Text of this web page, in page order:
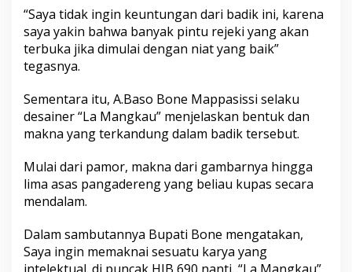
“Saya tidak ingin keuntungan dari badik ini, karena
saya yakin bahwa banyak pintu rejeki yang akan
terbuka jika dimulai dengan niat yang baik”
tegasnya.
Sementara itu, A.Baso Bone Mappasissi selaku
desainer “La Mangkau” menjelaskan bentuk dan
makna yang terkandung dalam badik tersebut.
Mulai dari pamor, makna dari gambarnya hingga
lima asas pangadereng yang beliau kupas secara
mendalam.
Dalam sambutannya Bupati Bone mengatakan,
Saya ingin memaknai sesuatu karya yang